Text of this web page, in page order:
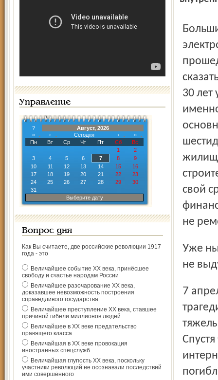
Управление
?
Август, 2026
«
‹ Сегодня ›
»
Пн
Вт Ср Чт Пт Сб
Вс
1
2
3
4 5 6 7 8
9
10
11 12 13 14 15
16
17
18 19 20 21 22
23
24
25 26 27 28 29
30
31
Выберите дату
Вопрос дня
Как Вы считаете, две российские революции 1917
года - это
Величайшее событие ХХ века, принёсшее
свободу и счастье народам России
Величайшее разочарование ХХ века,
доказавшее невозможность построения
справедливого государства
Величайшее преступление ХХ века, ставшее
причиной гибели миллионов людей
Величайшее в ХХ веке предательство
правящего класса
Величайшая в ХХ веке провокация
иностранных спецслужб
Величайшая глупость ХХ века, поскольку
участники революций не осознавали последствий
ими совершённого
Большинство зданий, мостов, плотин, линий
30 лет
свой
не
Уже нынешней весной стало ясно, что феномен-2003 – это
не
7 апреля из-за неисправности электропроводки случилась